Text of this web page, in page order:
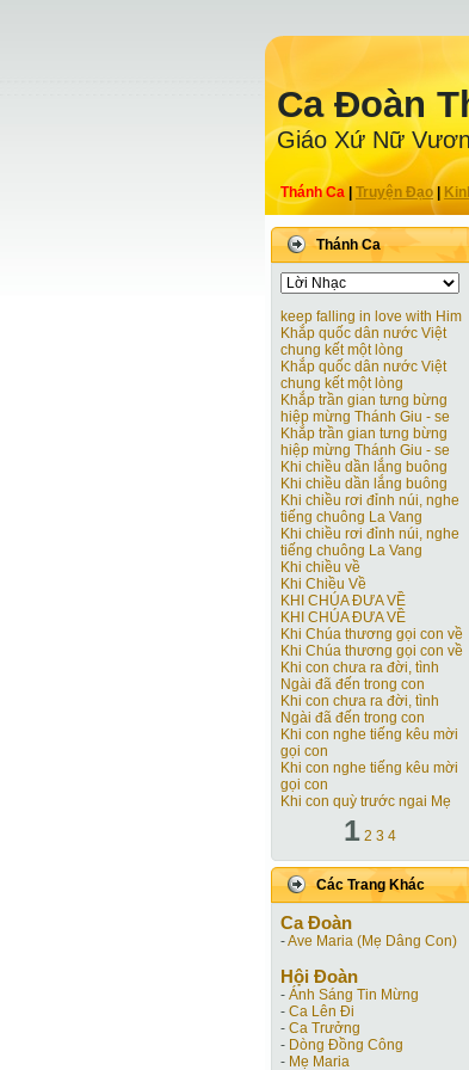
Ca Ðoàn
Giáo Xứ Nữ
Thánh Ca Truyện Ðạo|
Thánh Ca
keep falling in love with Him
Khắp quốc dân nước Việt
chung kết một lòng
Khắp quốc dân nước Việt
chung kết một lòng
Khắp trần gian tưng bừng
hiệp mừng Thánh Giu - se
Khắp trần gian tưng bừng
hiệp mừng Thánh Giu - se
Khi chiều dần lắng buông
Khi chiều dần lắng buông
Khi chiều rơi đỉnh núi, nghe
tiếng chuông La Vang
Khi chiều rơi đỉnh núi, nghe
tiếng chuông La Vang
Khi chiều về
Khi Chiều Về
KHI CHÚA ĐƯA VỀ
KHI CHÚA ĐƯA VỀ
Khi Chúa thương gọi con về
Khi Chúa thương gọi con về
Khi con chưa ra đời, tình
Ngài đã đến trong con
Khi con chưa ra đời, tình
Ngài đã đến trong con
Khi con nghe tiếng kêu mời
gọi con
Khi con nghe tiếng kêu mời
gọi con
Khi con quỳ trước ngai Mẹ
1 2 3 4
Các Trang Khác
Ca Ðoàn
-Ave Maria (Mẹ Dâng Con)
Hội Ðoàn
- Ánh Sáng Tin Mừng
- Ca Lên Đi
- Ca Trưởng
- Dòng Đồng Công
- Mẹ Maria